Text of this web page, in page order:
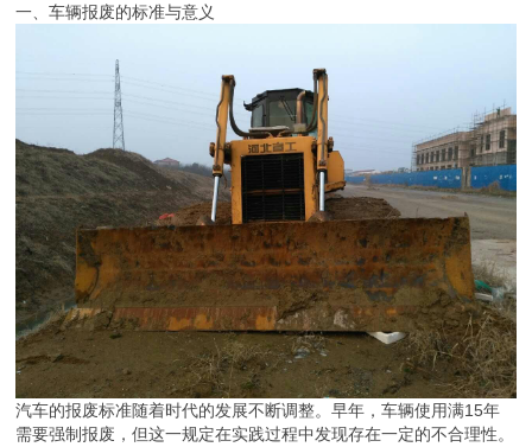
一、车辆报废的标准与意义
汽车的报废标准随着时代的发展不断调整。早年，车辆使用满15年
需要强制报废，但这一规定在实践过程中发现存在一定的不合理性。